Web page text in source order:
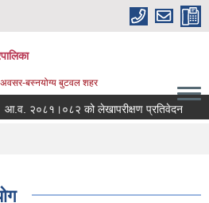
अवसर-बस्नयोग्य बुटवल शहर
आ.व. २०८१।०८२ को लेखापरीक्षण प्रतिवेदन